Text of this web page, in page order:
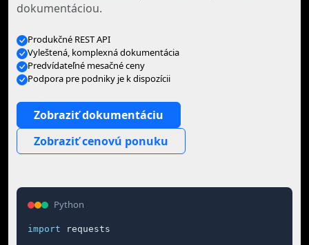
dokumentáciou.
Produkčné REST API
Vyleštená, komplexná dokumentácia
Predvídateľné mesačné ceny
Podpora pre podniky je k dispozícii
Zobraziť dokumentáciu
Zobraziť cenovú ponuku
Python
import requests